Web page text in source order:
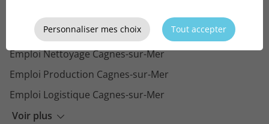
Voir plus
Emploi Vente Cagnes-sur-Mer
Emploi Nettoyage Cagnes-sur-Mer
Emploi Production Cagnes-sur-Mer
Emploi Logistique Cagnes-sur-Mer
Emploi Distribution Cagnes-sur-Mer
Personnaliser mes choix Tout accepter